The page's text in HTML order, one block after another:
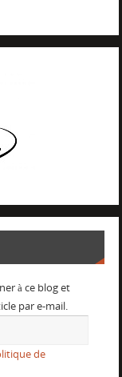
à ce blog et
par e-mail.
de